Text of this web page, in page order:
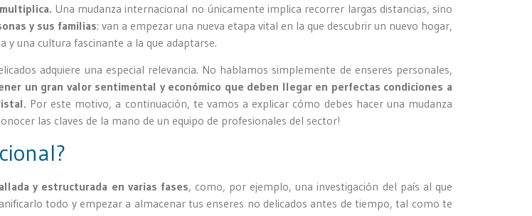
Una mudanza internacional no únicamente implica recorrer largas distancias, sino
y sus familias: van a empezar una nueva etapa vital en la que descubrir un nuevo hogar,
y una cultura fascinante a la que adaptarse.
adquiere una especial relevancia. No hablamos simplemente de enseres personales,
un gran valor sentimental y económico que deben llegar en perfectas condiciones a
Por este motivo, a continuación, te vamos a explicar cómo debes hacer una mudanza
las claves de la mano de un equipo de profesionales del sector!
y estructurada en varias fases, como, por ejemplo, una investigación del país al que
todo y empezar a almacenar tus enseres no delicados antes de tiempo, tal como te